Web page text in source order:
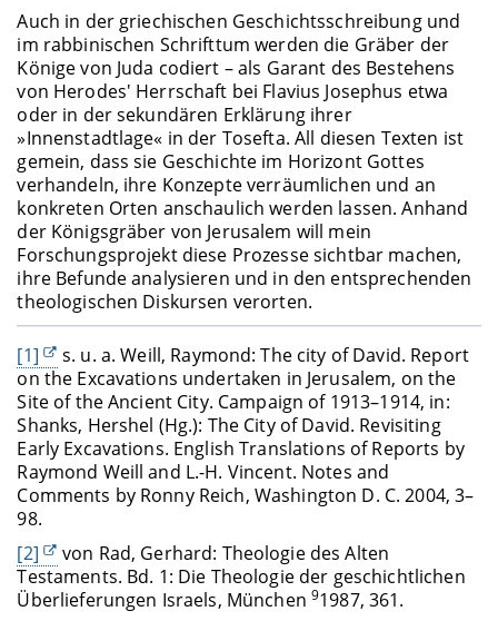
Auch in der griechischen Geschichtsschreibung und
im rabbinischen Schrifttum werden die Gräber der
Könige von Juda codiert – als Garant des Bestehens
von Herodes' Herrschaft bei Flavius Josephus etwa
oder in der sekundären Erklärung ihrer
»Innenstadtlage« in der Tosefta. All diesen Texten ist
gemein, dass sie Geschichte im Horizont Gottes
verhandeln, ihre Konzepte verräumlichen und an
konkreten Orten anschaulich werden lassen. Anhand
der Königsgräber von Jerusalem will mein
Forschungsprojekt diese Prozesse sichtbar machen,
ihre Befunde analysieren und in den entsprechenden
theologischen Diskursen verorten.
[1]
s. u. a. Weill, Raymond: The city of David. Report
on the Excavations undertaken in Jerusalem, on the
Site of the Ancient City. Campaign of 1913–1914, in:
Shanks, Hershel (Hg.): The City of David. Revisiting
Early Excavations. English Translations of Reports by
Raymond Weill and L.-H. Vincent. Notes and
Comments by Ronny Reich, Washington D. C. 2004, 3–
98.
[2]
von Rad, Gerhard: Theologie des Alten
Testaments. Bd. 1: Die Theologie der geschichtlichen
Überlieferungen Israels, München91987, 361.